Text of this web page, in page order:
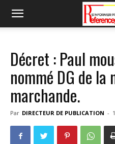
Décret : Paul
nommé DG de la
marchande.
Par DIRECTEUR DE PUBLICATION -